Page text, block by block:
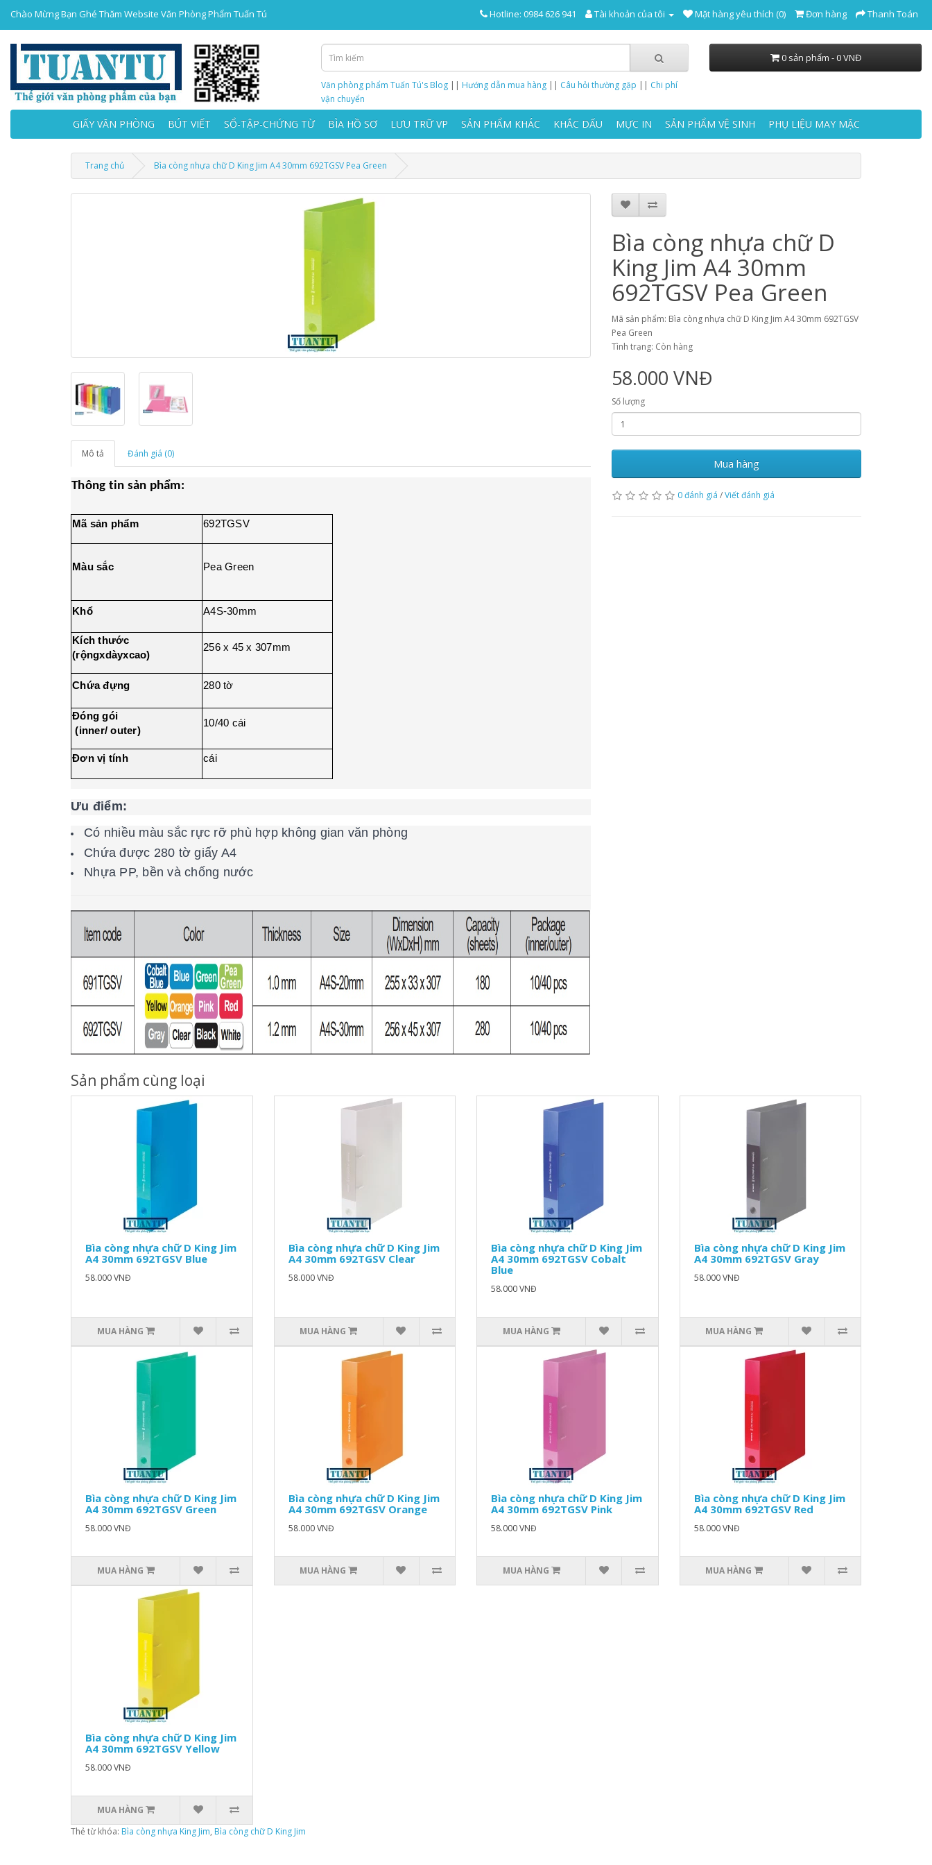
Chào Mừng Bạn Ghé Thăm Website Văn Phòng Phẩm Tuấn Tú Hotline: 0984 626 941 Tài khoản của tôi Mặt hàng yêu thích (0) Đơn hàng Thanh Toán
Văn phòng phẩm Tuấn Tú's Blog || Hướng dẫn mua hàng || Câu hỏi thường gặp || Chi phí
vận chuyển
0 sản phẩm - 0 VNĐ
GIẤY VĂN PHÒNG BÚT VIẾT SỔ-TẬP-CHỨNG TỪ BÌA HỒ SƠ LƯU TRỮ VP SẢN PHẨM KHÁC KHẮC DẤU MỰC IN SẢN PHẨM VỆ SINH PHỤ LIỆU MAY MẶC
Trang chủ Bìa còng nhựa chữ D King Jim A4 30mm 692TGSV Pea Green
Mô tả Đánh giá (0)
Thông tin sản phẩm:
Mã sản phẩm 692TGSV
Màu sắc Pea Green
Khổ A4S-30mm
Kích thước
(rộngxdàyxcao)
256 x 45 x 307mm
Chứa đựng 280 tờ
Đóng gói
(inner/ outer)
10/40 cái
Đơn vị tính cái
Ưu điểm:
Có nhiều màu sắc rực rỡ phù hợp không gian văn phòng
Chứa được 280 tờ giấy A4
Nhựa PP, bền và chống nước
Bìa còng nhựa chữ D
King Jim A4 30mm
692TGSV Pea Green
Mã sản phẩm: Bìa còng nhựa chữ D King Jim A4 30mm 692TGSV
Pea Green
Tình trạng: Còn hàng
58.000 VNĐ
Số lượng
Mua hàng
0 đánh giá /Viết đánh giá
Sản phẩm cùng loại
Bìa còng nhựa chữ D King Jim
A4 30mm 692TGSV Blue
58.000 VNĐ
MUA HÀNG
Bìa còng nhựa chữ D King Jim
A4 30mm 692TGSV Clear
58.000 VNĐ
MUA HÀNG
Bìa còng nhựa chữ D King Jim
A4 30mm 692TGSV Cobalt
Blue
58.000 VNĐ
MUA HÀNG
Bìa còng nhựa chữ D King Jim
A4 30mm 692TGSV Gray
58.000 VNĐ
MUA HÀNG
Bìa còng nhựa chữ D King Jim
A4 30mm 692TGSV Green
58.000 VNĐ
MUA HÀNG
Bìa còng nhựa chữ D King Jim
A4 30mm 692TGSV Orange
58.000 VNĐ
MUA HÀNG
Bìa còng nhựa chữ D King Jim
A4 30mm 692TGSV Pink
58.000 VNĐ
MUA HÀNG
Bìa còng nhựa chữ D King Jim
A4 30mm 692TGSV Red
58.000 VNĐ
MUA HÀNG
Bìa còng nhựa chữ D King Jim
A4 30mm 692TGSV Yellow
58.000 VNĐ
MUA HÀNG
Thẻ từ khóa: Bìa còng nhựa King Jim, Bìa còng chữ D King Jim